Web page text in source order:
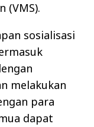
(VMS).
sosialisasi
melakukan
para
dapat